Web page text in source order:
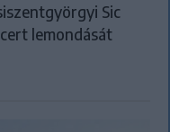
Sic
lemondását